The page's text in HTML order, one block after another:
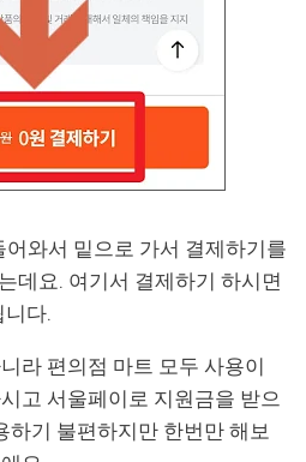
와서 밑으로 가서 결제하기를
데요. 여기서 결제하기 하시면
다.
라 편의점 마트 모두 사용이
고 서울페이로 지원금을 받으
하기 불편하지만 한번만 해보